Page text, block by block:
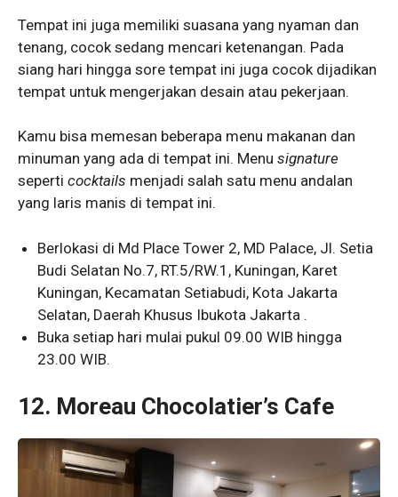
Tempat ini juga memiliki suasana yang nyaman dan
tenang, cocok sedang mencari ketenangan. Pada
siang hari hingga sore tempat ini juga cocok dijadikan
tempat untuk mengerjakan desain atau pekerjaan.
Kamu bisa memesan beberapa menu makanan dan
minuman yang ada di tempat ini. Menu signature
seperti cocktails menjadi salah satu menu andalan
yang laris manis di tempat ini.
Berlokasi di Md Place Tower 2, MD Palace, Jl. Setia
Budi Selatan No.7, RT.5/RW.1, Kuningan, Karet
Kuningan, Kecamatan Setiabudi, Kota Jakarta
Selatan, Daerah Khusus Ibukota Jakarta .
Buka setiap hari mulai pukul 09.00 WIB hingga
23.00 WIB.
12. Moreau Chocolatier’s Cafe